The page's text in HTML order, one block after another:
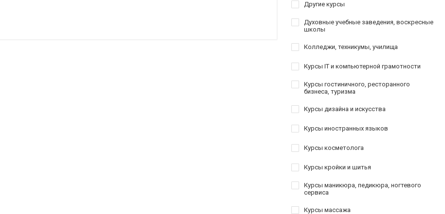
Другие курсы
Духовные учебные заведения, воскресные
школы
Колледжи, техникумы, училища
Курсы IT и компьютерной грамотности
Курсы гостиничного, ресторанного
бизнеса, туризма
Курсы дизайна и искусства
Курсы иностранных языков
Курсы косметолога
Курсы кройки и шитья
Курсы маникюра, педикюра, ногтевого
сервиса
Курсы массажа